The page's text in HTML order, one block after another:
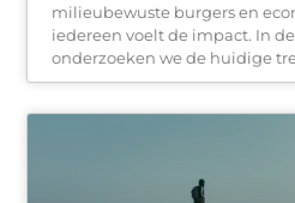
milieubewuste burgers en
iedereen voelt de impact. In
onderzoeken we de huidige